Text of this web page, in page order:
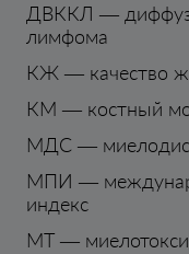
ДВККЛ —
лимфома
КЖ — качество
КМ — костный
МДС —
МПИ —
индекс
МТ —